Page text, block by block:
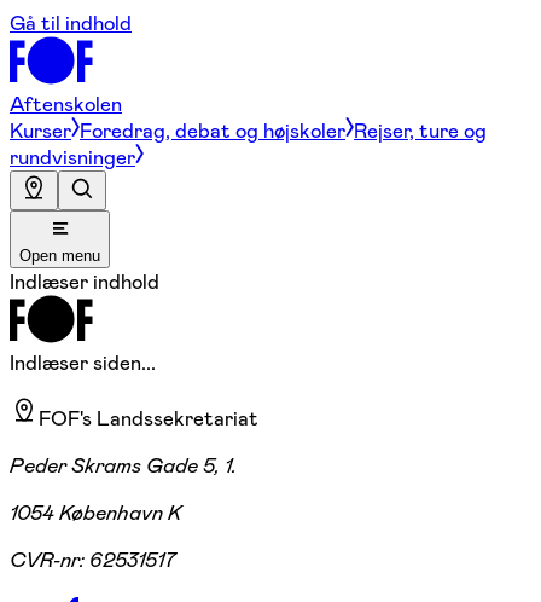
Gå til indhold
Aftenskolen
Kurser Foredrag, debat og højskoler Rejser, ture og
rundvisninger
Open menu
Indlæser indhold
Indlæser siden...
FOF's Landssekretariat
Peder Skrams Gade 5, 1.
1054 København K
CVR-nr: 62531517